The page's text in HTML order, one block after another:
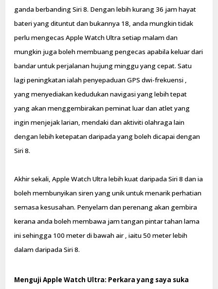
ganda berbanding Siri 8. Dengan lebih kurang 36 jam hayat
bateri yang dituntut dan bukannya 18, anda mungkin tidak
perlu mengecas Apple Watch Ultra setiap malam dan
mungkin juga boleh membuang pengecas apabila keluar dari
bandar untuk perjalanan hujung minggu yang cepat. Satu
lagi peningkatan ialah penyepaduan GPS dwi-frekuensi ,
yang menyediakan kedudukan navigasi yang lebih tepat
yang akan menggembirakan peminat luar dan atlet yang
ingin menjejak larian, mendaki dan aktiviti olahraga lain
dengan lebih ketepatan daripada yang boleh dicapai dengan
Siri 8.
Akhir sekali, Apple Watch Ultra lebih kuat daripada Siri 8 dan ia
boleh membunyikan siren yang unik untuk menarik perhatian
semasa kesusahan. Penyelam dan perenang akan gembira
kerana anda boleh membawa jam tangan pintar tahan lama
ini sehingga 100 meter di bawah air , iaitu 50 meter lebih
dalam daripada Siri 8.
Menguji Apple Watch Ultra: Perkara yang saya suka